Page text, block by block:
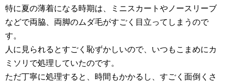
特に夏の薄着になる時期は、ミニスカートやノースリーブ
などで両脇、両脚のムダ毛がすごく目立ってしまうので
す。
人に見られるとすごく恥ずかしいので、いつもこまめにカ
ミソリで処理していたのです。
ただ丁寧に処理すると、時間もかかるし、すごく面倒くさ